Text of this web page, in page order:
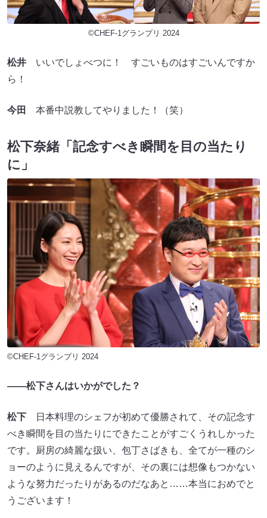
©CHEF-1グランプリ 2024
松井 いいでしょべつに！ すごいものはすごいんですか
ら！
今田 本番中説教してやりました！（笑）
松下奈緒「記念すべき瞬間を目の当たり
に」
©CHEF-1グランプリ 2024
――松下さんはいかがでした？
松下 日本料理のシェフが初めて優勝されて、その記念す
べき瞬間を目の当たりにできたことがすごくうれしかった
です。厨房の綺麗な扱い、包丁さばきも、全てが一種のシ
ョーのように見えるんですが、その裏には想像もつかない
ような努力だったりがあるのだなあと……本当におめでと
うございます！